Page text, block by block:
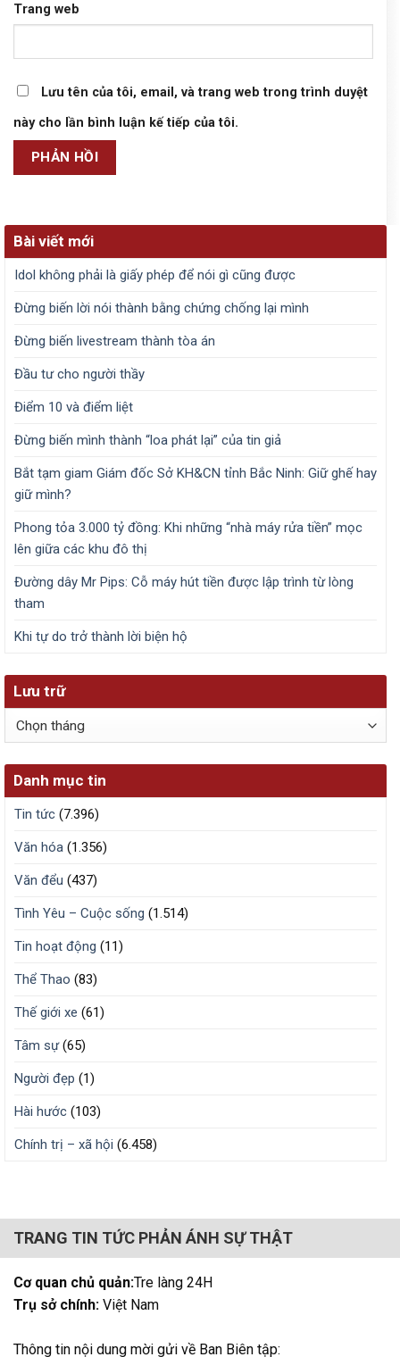
Trang web
Lưu tên của tôi, email, và trang web trong trình duyệt
này cho lần bình luận kế tiếp của tôi.
Bài viết mới
Idol không phải là giấy phép để nói gì cũng được
Đừng biến lời nói thành bằng chứng chống lại mình
Đừng biến livestream thành tòa án
Đầu tư cho người thầy
Điểm 10 và điểm liệt
Đừng biến mình thành “loa phát lại” của tin giả
Bắt tạm giam Giám đốc Sở KH&CN tỉnh Bắc Ninh: Giữ ghế hay
giữ mình?
Phong tỏa 3.000 tỷ đồng: Khi những “nhà máy rửa tiền” mọc
lên giữa các khu đô thị
Đường dây Mr Pips: Cỗ máy hút tiền được lập trình từ lòng
tham
Khi tự do trở thành lời biện hộ
Lưu trữ
Lưu
Danh mục tin
Tin tức (7.396)
Văn hóa (1.356)
Văn đểu (437)
Tình Yêu – Cuộc sống (1.514)
Tin hoạt động (11)
Thể Thao (83)
Thế giới xe (61)
Tâm sự(65)
Người đẹp (1)
Hài hước (103)
Chính trị – xã hội (6.458)
TRANG TIN TỨC PHẢN ÁNH SỰ THẬT
Cơ quan chủ quản:Tre làng 24H
Trụ sở chính: Việt Nam
Thông tin nội dung mời gửi về Ban Biên tập: